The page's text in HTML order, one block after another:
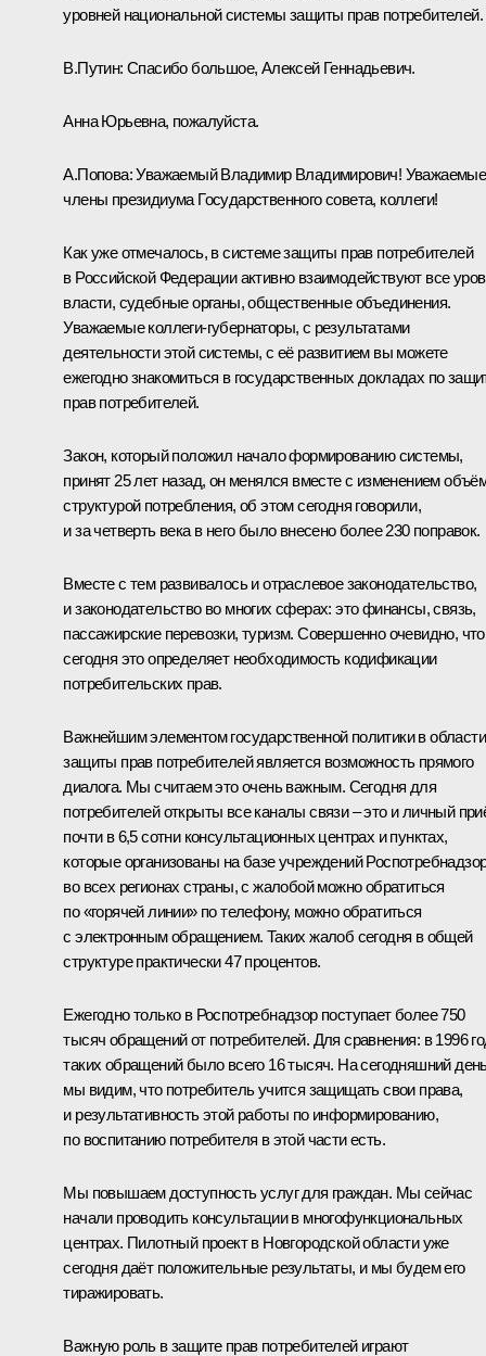
уровней национальной системы защиты прав потребителей.
В.Путин: Спасибо большое, Алексей Геннадьевич.
Анна Юрьевна, пожалуйста.
А.Попова:Уважаемый Владимир Владимирович! Уважаемые
члены президиума Государственного совета, коллеги!
Как уже отмечалось, в системе защиты прав потребителей
в Российской Федерации активно взаимодействуют все
власти, судебные органы, общественные объединения.
Уважаемые коллеги-губернаторы, с результатами
деятельности этой системы, с её развитием вы можете
ежегодно знакомиться в государственных докладах по
прав потребителей.
Закон, который положил начало формированию системы,
принят 25 лет назад, он менялся вместе с изменением
структурой потребления, об этом сегодня говорили,
и за четверть века в него было внесено более 230 поправок.
Вместе с тем развивалось и отраслевое законодательство,
и законодательство во многих сферах: это финансы, связь,
пассажирские перевозки, туризм. Совершенно очевидно, что
сегодня это определяет необходимость кодификации
потребительских прав.
Важнейшим элементом государственной политики в области
защиты прав потребителей является возможность прямого
диалога. Мы считаем это очень важным. Сегодня для
потребителей открыты все каналы связи – это и личный
почти в 6,5 сотни консультационных центрах и пунктах,
которые организованы на базе учреждений
во всех регионах страны, с жалобой можно обратиться
по «горячей линии» по телефону, можно обратиться
с электронным обращением. Таких жалоб сегодня в общей
структуре практически 47 процентов.
Ежегодно только в Роспотребнадзор поступает более 750
тысяч обращений от потребителей. Для сравнения: в 1996
таких обращений было всего 16 тысяч. На сегодняшний
мы видим, что потребитель учится защищать свои права,
и результативность этой работы по информированию,
по воспитанию потребителя в этой части есть.
Мы повышаем доступность услуг для граждан. Мы сейчас
начали проводить консультации в многофункциональных
центрах. Пилотный проект в Новгородской области уже
сегодня даёт положительные результаты, и мы будем его
тиражировать.
Важную роль в защите прав потребителей играют